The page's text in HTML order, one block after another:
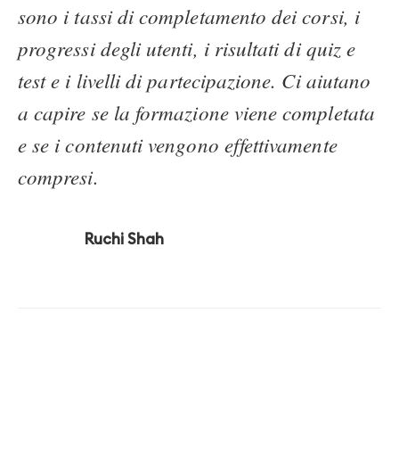
sono i tassi di completamento dei corsi, i
progressi degli utenti, i risultati di quiz e
test e i livelli di partecipazione. Ci aiutano
a capire se la formazione viene completata
e se i contenuti vengono effettivamente
compresi.
Ruchi Shah